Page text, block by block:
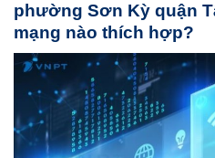
phường Sơn Kỳ quận
mạng nào thích hợp?